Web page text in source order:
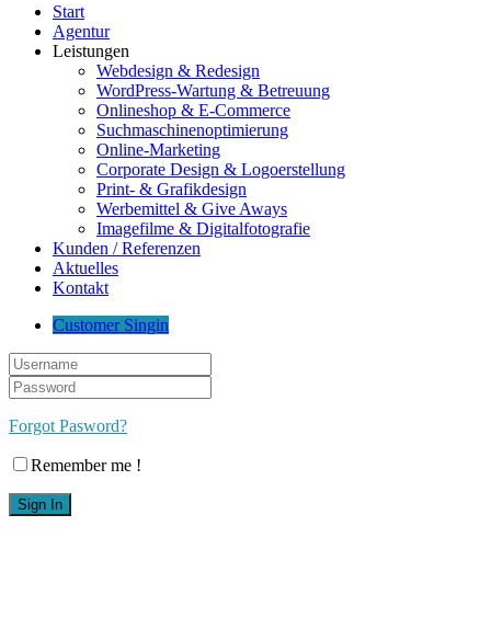
Start
Agentur
Leistungen
Webdesign & Redesign
WordPress-Wartung & Betreuung
Onlineshop & E-Commerce
Suchmaschinenoptimierung
Online-Marketing
Corporate Design & Logoerstellung
Print- & Grafikdesign
Werbemittel & Give Aways
Imagefilme & Digitalfotografie
Kunden / Referenzen
Aktuelles
Kontakt
Customer Singin
Forgot Pasword?
Remember me !